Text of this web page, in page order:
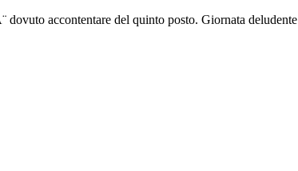
accontentare del quinto posto. Giornata